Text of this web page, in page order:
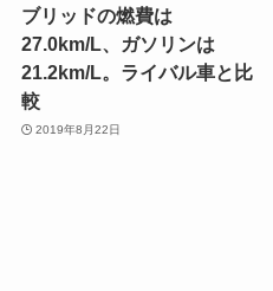
ブリッドの燃費は
27.0km/L、ガソリンは
21.2km/L。ライバル車と比
較
2019年8月22日